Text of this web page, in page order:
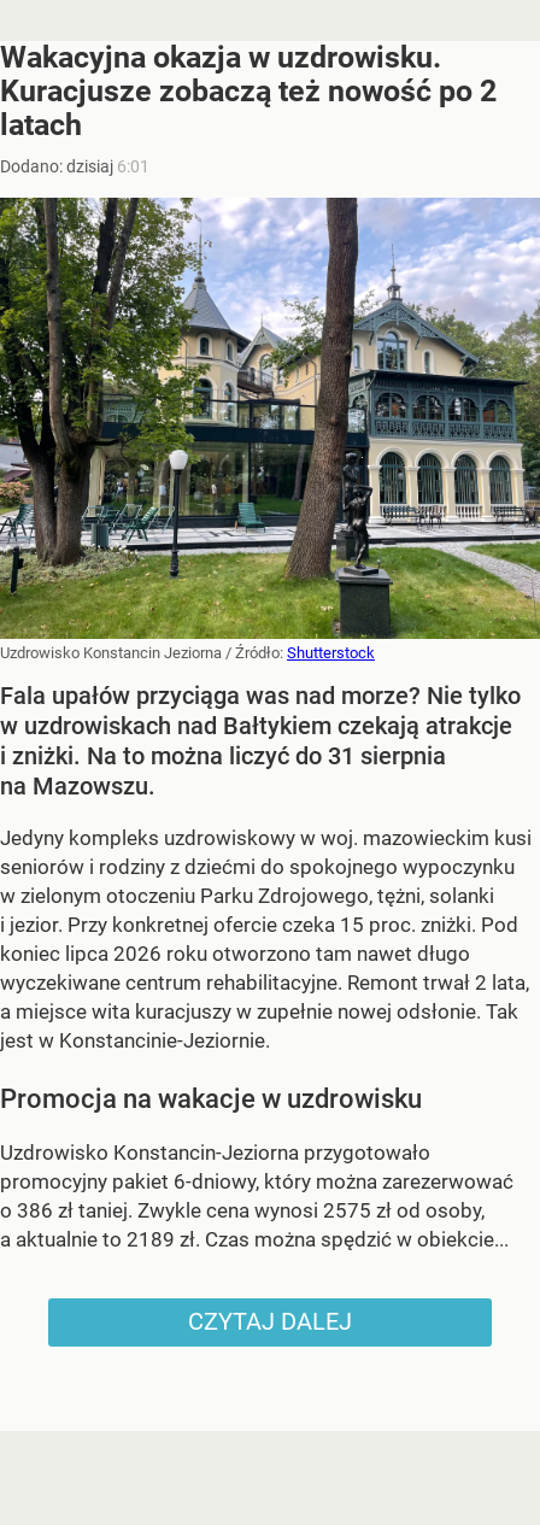
Wakacyjna okazja w uzdrowisku.
Kuracjusze zobaczą też nowość po 2
latach
Dodano:dzisiaj 6:01
Uzdrowisko Konstancin Jeziorna / Źródło: Shutterstock
Fala upałów przyciąga was nad morze? Nie tylko
w uzdrowiskach nad Bałtykiem czekają atrakcje
i zniżki. Na to można liczyć do 31 sierpnia
na Mazowszu.
Jedyny kompleks uzdrowiskowy w woj. mazowieckim kusi
seniorów i rodziny z dziećmi do spokojnego wypoczynku
w zielonym otoczeniu Parku Zdrojowego, tężni, solanki
i jezior. Przy konkretnej ofercie czeka 15 proc. zniżki. Pod
koniec lipca 2026 roku otworzono tam nawet długo
wyczekiwane centrum rehabilitacyjne. Remont trwał 2 lata,
a miejsce wita kuracjuszy w zupełnie nowej odsłonie. Tak
jest w Konstancinie-Jeziornie.
Promocja na wakacje w uzdrowisku
Uzdrowisko Konstancin-Jeziorna przygotowało
promocyjny pakiet 6-dniowy, który można zarezerwować
o 386 zł taniej. Zwykle cena wynosi 2575 zł od osoby,
a aktualnie to 2189 zł. Czas można spędzić w obiekcie...
CZYTAJ DALEJ